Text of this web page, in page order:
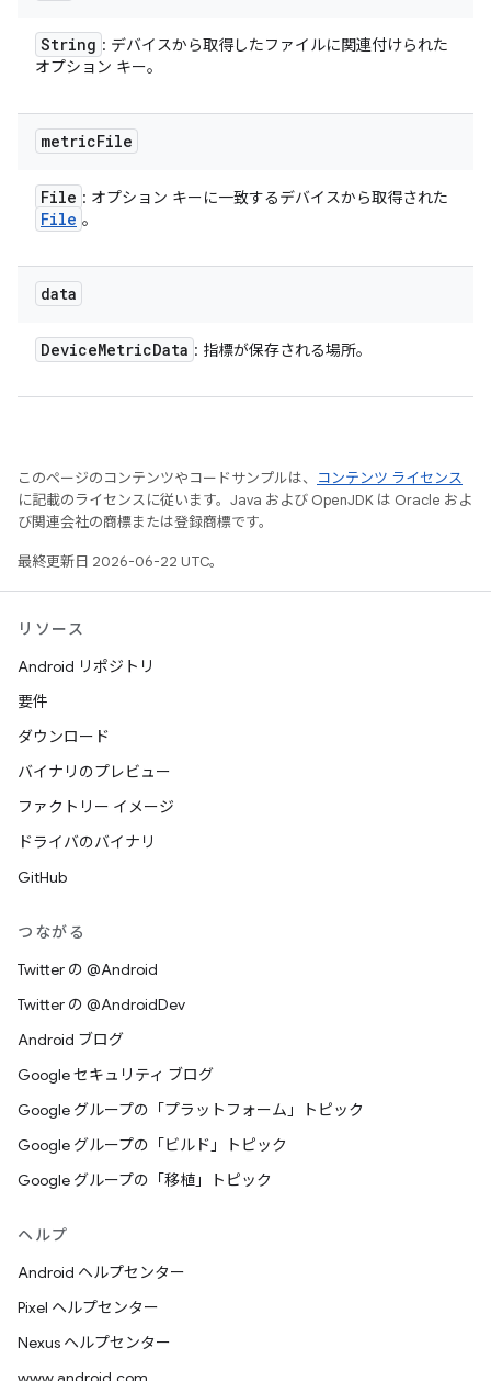
String : デバイスから取得したファイルに関連付けられた
オプション キー。
metricFile
File : オプション キーに一致するデバイスから取得された
File 。
data
DeviceMetricData : 指標が保存される場所。
このページのコンテンツやコードサンプルは、
コンテンツ ライセンス
に記載のライセンスに従います。Java および OpenJDK は Oracle およ
び関連会社の商標または登録商標です。
最終更新日 2026-06-22 UTC。
リソース
Android リポジトリ
要件
ダウンロード
バイナリのプレビュー
ファクトリー イメージ
ドライバのバイナリ
GitHub
つながる
Twitter の @Android
Twitter の @AndroidDev
Android ブログ
Google セキュリティ ブログ
Google グループの「プラットフォーム」トピック
Google グループの「ビルド」トピック
Google グループの「移植」トピック
ヘルプ
Android ヘルプセンター
Pixel ヘルプセンター
Nexus ヘルプセンター